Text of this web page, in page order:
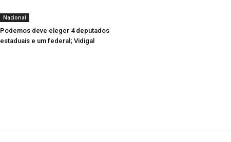
Nacional
Podemos deve eleger 4 deputados
estaduais e um federal; Vidigal